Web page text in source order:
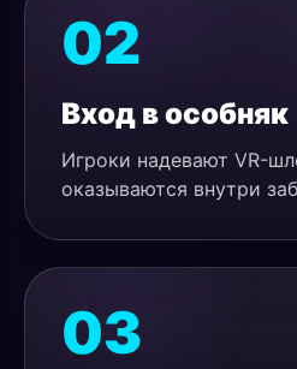
02
Вход в особняк
Игроки надевают VR-
оказываются внутри
03